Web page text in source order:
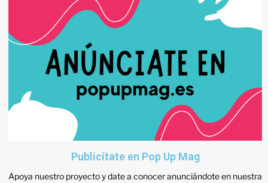
Publicítate en Pop Up Mag
Apoya nuestro proyecto y date a conocer anunciándote en nuestra